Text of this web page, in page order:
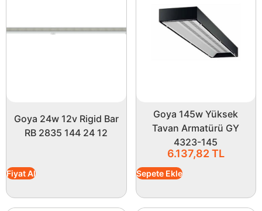
Goya 24w 12v Rigid Bar
RB 2835 144 24 12
Fiyat Al
Goya 145w Yüksek
Tavan Armatürü GY
4323-145
6.137,82TL
Sepete Ekle